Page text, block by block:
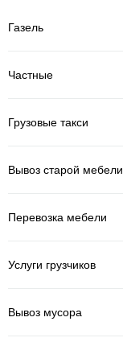
Газель
Частные
Грузовые такси
Вывоз старой мебели
Перевозка мебели
Услуги грузчиков
Вывоз мусора